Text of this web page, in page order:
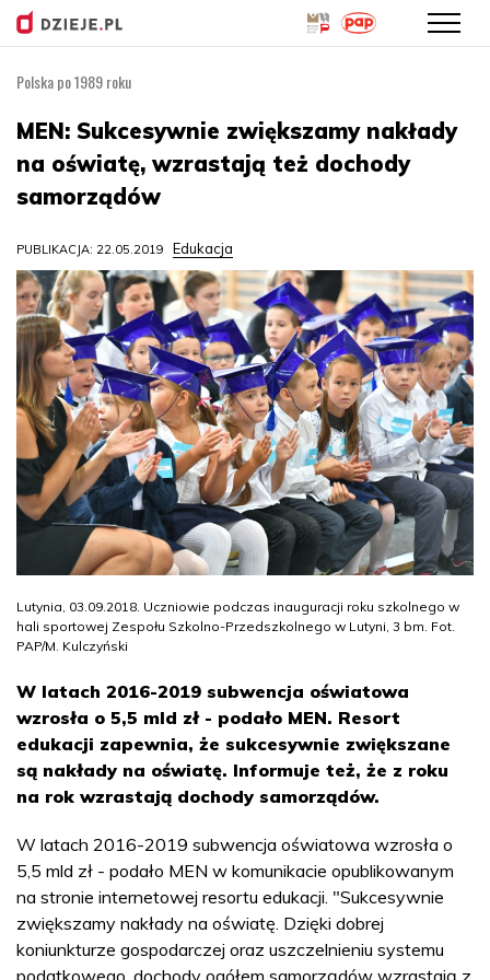
treści
Polska po 1989 roku
MEN: Sukcesywnie zwiększamy nakłady
na oświatę, wzrastają też dochody
samorządów
PUBLIKACJA: 22.05.2019 Edukacja
Lutynia, 03.09.2018. Uczniowie podczas inauguracji roku szkolnego w
hali sportowej Zespołu Szkolno-Przedszkolnego w Lutyni, 3 bm. Fot.
PAP/M. Kulczyński
W latach 2016-2019 subwencja oświatowa
wzrosła o 5,5 mld zł - podało MEN. Resort
edukacji zapewnia, że sukcesywnie zwiększane
są nakłady na oświatę. Informuje też, że z roku
na rok wzrastają dochody samorządów.
W latach 2016-2019 subwencja oświatowa wzrosła o
5,5 mld zł - podało MEN w komunikacie opublikowanym
na stronie internetowej resortu edukacji. "Sukcesywnie
zwiększamy nakłady na oświatę. Dzięki dobrej
koniunkturze gospodarczej oraz uszczelnieniu systemu
podatkowego, dochody ogółem samorządów wzrastają z